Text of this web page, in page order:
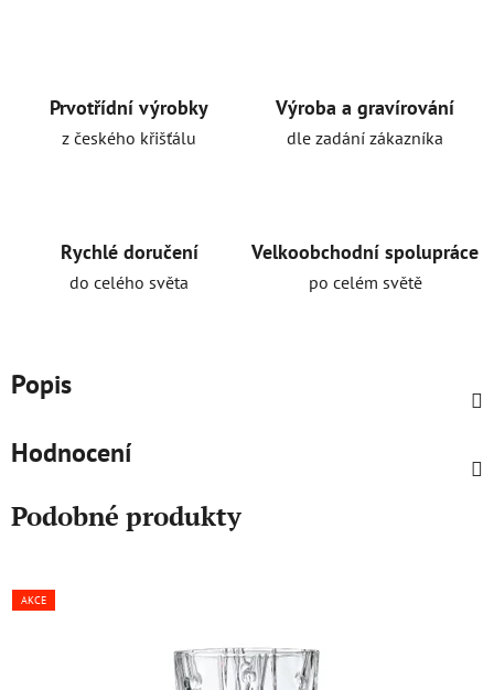
Prvotřídní výrobky
z českého křišťálu
Výroba a gravírování
dle zadání zákazníka
Rychlé doručení
do celého světa
Velkoobchodní spolupráce
po celém světě
Popis
Hodnocení
Podobné produkty
AKCE